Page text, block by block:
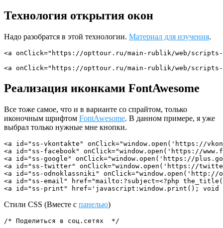
Технология открытия окон
Надо разобратся в этой технологии. Материал для изучения.
<a onClick="https://opttour.ru/main-rublik/web/
<a onClick="https://opttour.ru/main-rublik/web/
Реализация иконками FontAwesome
Все тоже самое, что и в варианте со спрайтом, только
иконочным шрифтом FontAwesome. В данном примере, я уже
выбрал только нужные мне кнопки.
<a id="ss-vkontakte" onClick="window.open('https://
<a id="ss-facebook" onClick="window.open('https://
<a id="ss-google" onClick="window.open('https://
<a id="ss-twitter" onClick="window.open('https://
<a id="ss-odnoklassniki"
<a id="ss-email" href="mailto:?subject=<?php
<a id="ss-print" href='javascript:window.print();
Стили CSS (Вместе с панелью)
/* Поделиться в соц.сетях  */